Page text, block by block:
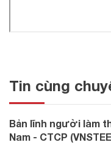
Tin cùng
Bản lĩnh người làm
Nam - CTCP